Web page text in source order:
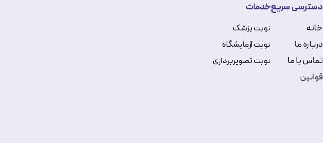
دسترسی سریع
خانه
درباره ما
تماس با ما
قوانین
خدمات
نوبت پزشک
نوبت آزمایشگاه
نوبت تصویربرداری